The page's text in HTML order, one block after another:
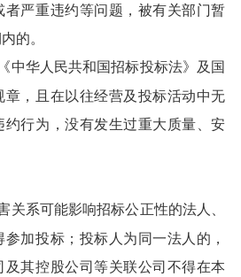
者严重违约等问题，被有关部门暂
的。
中华人民共和国招标投标法》及国
章，且在以往经营及投标活动中无
约行为，没有发生过重大质量、安
关系可能影响招标公正性的法人、
加投标；投标人为同一法人的，
其控股公司等关联公司不得在本